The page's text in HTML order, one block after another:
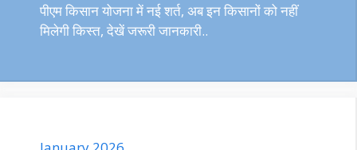
पीएम किसान योजना में नई शर्त, अब इन किसानों को नहीं
मिलेगी किस्त, देखें जरूरी जानकारी..